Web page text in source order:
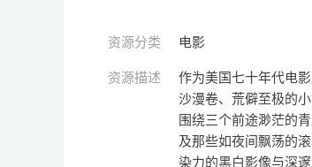
资源分类
电影
资源描述
作为美国七十年代电
沙漫卷、荒僻至极的
围绕三个前途渺茫的
及那些如夜间飘荡的
染力的黑白影像与深